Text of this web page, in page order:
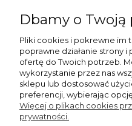
Pomoc
Zwrot zakupów
Informacje
Dbamy o Twoją
Pliki cookies i pokrewne im
poprawne działanie strony
ofertę do Twoich potrzeb.
wykorzystanie przez nas
sklepu lub dostosować
preferencji, wybierając
Więcej o plikach cookies
prywatności.